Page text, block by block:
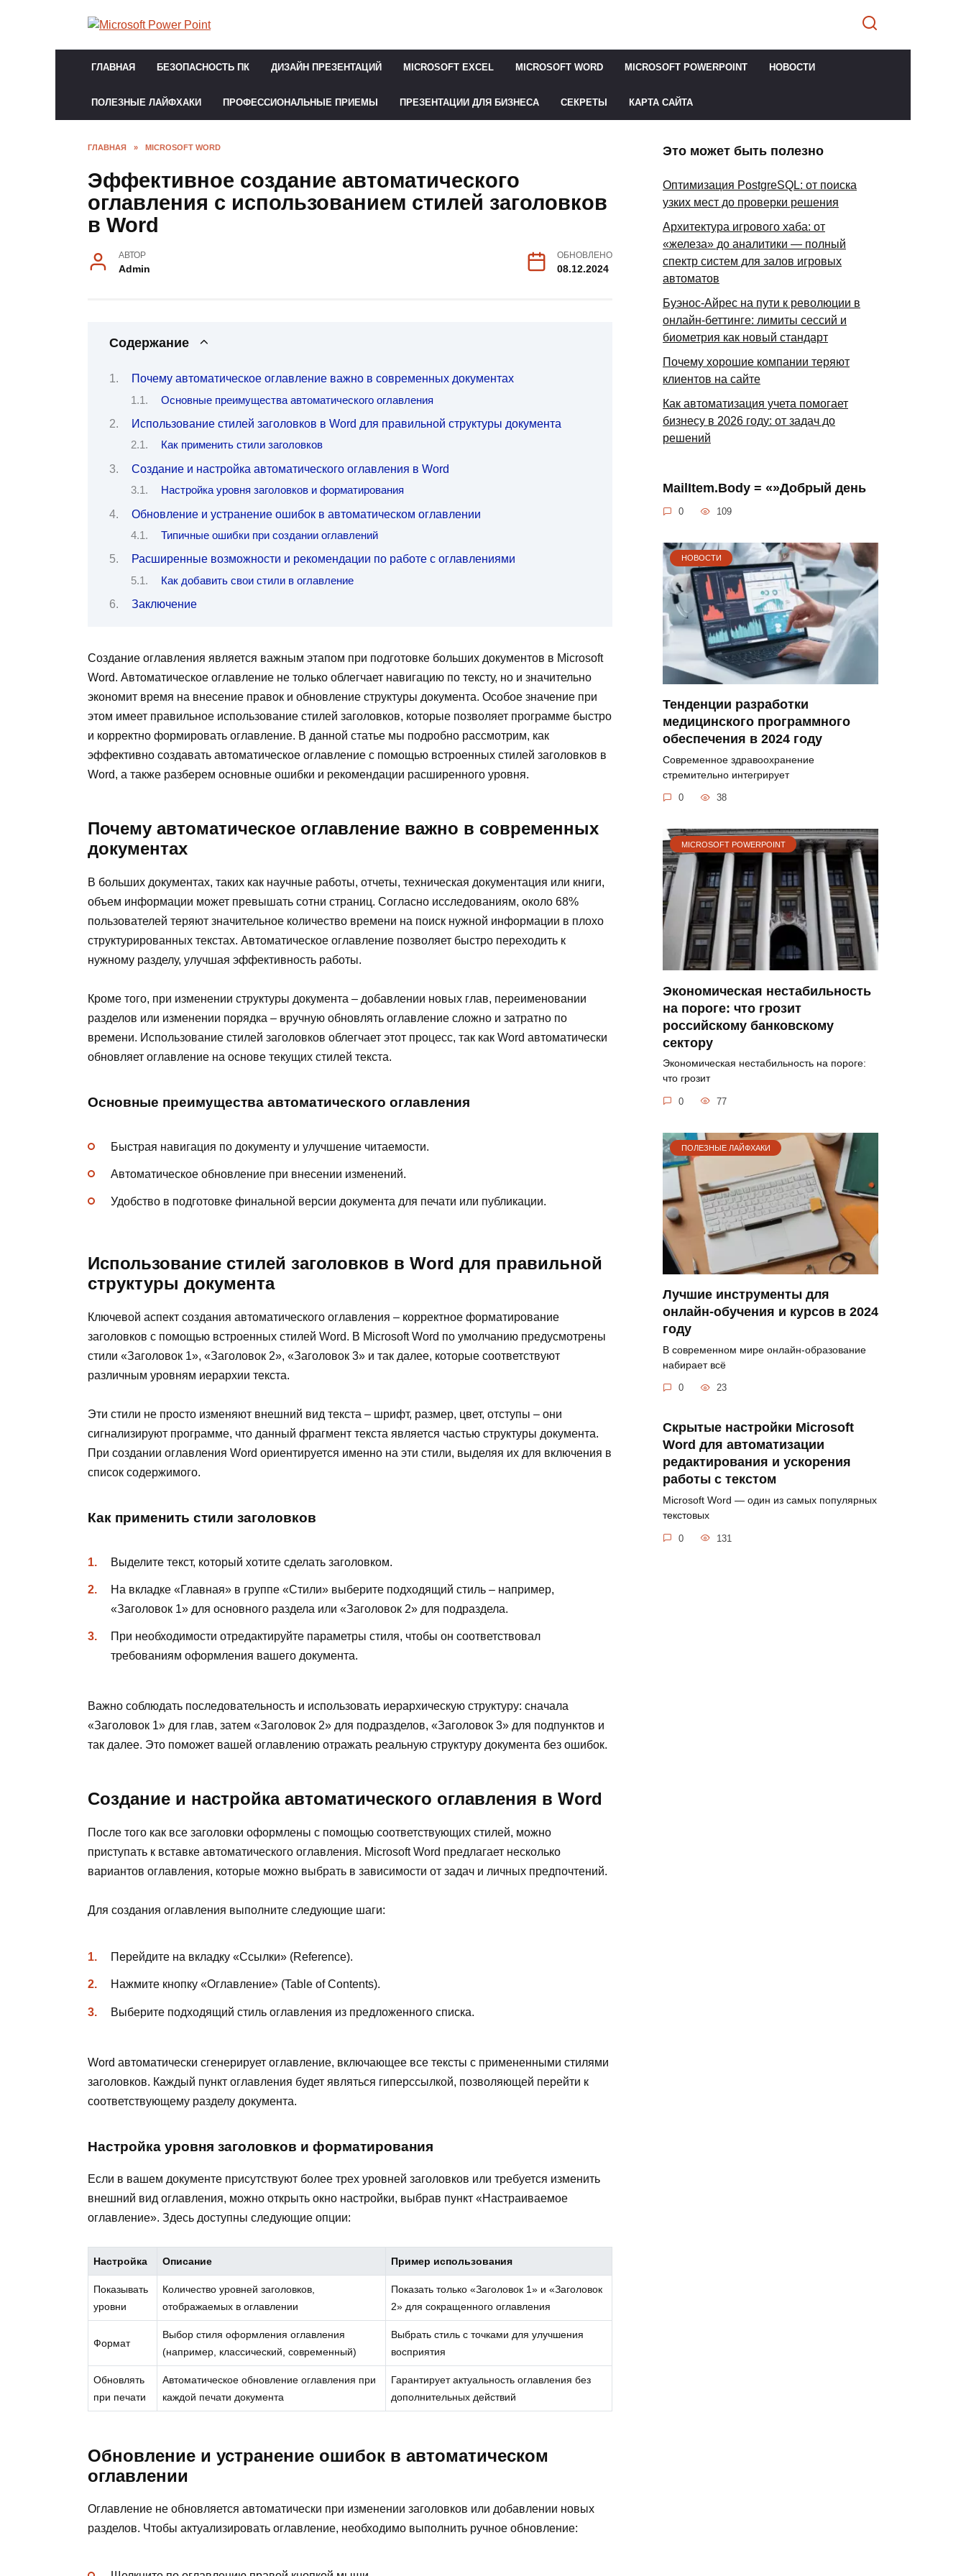
ГЛАВНАЯ БЕЗОПАСНОСТЬ ПК ДИЗАЙН ПРЕЗЕНТАЦИЙ MICROSOFT EXCEL MICROSOFT WORD MICROSOFT POWERPOINT НОВОСТИ
ПОЛЕЗНЫЕ ЛАЙФХАКИ ПРОФЕССИОНАЛЬНЫЕ ПРИЕМЫ ПРЕЗЕНТАЦИИ ДЛЯ БИЗНЕСА СЕКРЕТЫ КАРТА САЙТА
ГЛАВНАЯ » MICROSOFT WORD
Эффективное создание автоматического
оглавления с использованием стилей заголовков
в Word
АВТОР
Admin
ОБНОВЛЕНО
08.12.2024
Содержание
Почему автоматическое оглавление важно в современных документах
Основные преимущества автоматического оглавления
Использование стилей заголовков в Word для правильной структуры документа
Как применить стили заголовков
Создание и настройка автоматического оглавления в Word
Настройка уровня заголовков и форматирования
Обновление и устранение ошибок в автоматическом оглавлении
Типичные ошибки при создании оглавлений
Расширенные возможности и рекомендации по работе с оглавлениями
Как добавить свои стили в оглавление
Заключение
Создание оглавления является важным этапом при подготовке больших документов в Microsoft
Word. Автоматическое оглавление не только облегчает навигацию по тексту, но и значительно
экономит время на внесение правок и обновление структуры документа. Особое значение при
этом имеет правильное использование стилей заголовков, которые позволяет программе быстро
и корректно формировать оглавление. В данной статье мы подробно рассмотрим, как
эффективно создавать автоматическое оглавление с помощью встроенных стилей заголовков в
Word, а также разберем основные ошибки и рекомендации расширенного уровня.
Почему автоматическое оглавление важно в современных
документах
В больших документах, таких как научные работы, отчеты, техническая документация или книги,
объем информации может превышать сотни страниц. Согласно исследованиям, около 68%
пользователей теряют значительное количество времени на поиск нужной информации в плохо
структурированных текстах. Автоматическое оглавление позволяет быстро переходить к
нужному разделу, улучшая эффективность работы.
Кроме того, при изменении структуры документа – добавлении новых глав, переименовании
разделов или изменении порядка – вручную обновлять оглавление сложно и затратно по
времени. Использование стилей заголовков облегчает этот процесс, так как Word автоматически
обновляет оглавление на основе текущих стилей текста.
Основные преимущества автоматического оглавления
Быстрая навигация по документу и улучшение читаемости.
Автоматическое обновление при внесении изменений.
Удобство в подготовке финальной версии документа для печати или публикации.
Использование стилей заголовков в Word для правильной
структуры документа
Ключевой аспект создания автоматического оглавления – корректное форматирование
заголовков с помощью встроенных стилей Word. В Microsoft Word по умолчанию предусмотрены
стили «Заголовок 1», «Заголовок 2», «Заголовок 3» и так далее, которые соответствуют
различным уровням иерархии текста.
Эти стили не просто изменяют внешний вид текста – шрифт, размер, цвет, отступы – они
сигнализируют программе, что данный фрагмент текста является частью структуры документа.
При создании оглавления Word ориентируется именно на эти стили, выделяя их для включения в
список содержимого.
Как применить стили заголовков
Выделите текст, который хотите сделать заголовком.
На вкладке «Главная» в группе «Стили» выберите подходящий стиль – например,
«Заголовок 1» для основного раздела или «Заголовок 2» для подраздела.
При необходимости отредактируйте параметры стиля, чтобы он соответствовал
требованиям оформления вашего документа.
Важно соблюдать последовательность и использовать иерархическую структуру: сначала
«Заголовок 1» для глав, затем «Заголовок 2» для подразделов, «Заголовок 3» для подпунктов и
так далее. Это поможет вашей оглавлению отражать реальную структуру документа без ошибок.
Создание и настройка автоматического оглавления в Word
После того как все заголовки оформлены с помощью соответствующих стилей, можно
приступать к вставке автоматического оглавления. Microsoft Word предлагает несколько
вариантов оглавления, которые можно выбрать в зависимости от задач и личных предпочтений.
Для создания оглавления выполните следующие шаги:
Перейдите на вкладку «Ссылки» (Reference).
Нажмите кнопку «Оглавление» (Table of Contents).
Выберите подходящий стиль оглавления из предложенного списка.
Word автоматически сгенерирует оглавление, включающее все тексты с примененными стилями
заголовков. Каждый пункт оглавления будет являться гиперссылкой, позволяющей перейти к
соответствующему разделу документа.
Настройка уровня заголовков и форматирования
Если в вашем документе присутствуют более трех уровней заголовков или требуется изменить
внешний вид оглавления, можно открыть окно настройки, выбрав пункт «Настраиваемое
оглавление». Здесь доступны следующие опции:
Настройка Описание Пример использования
Показывать
уровни
Количество уровней заголовков,
отображаемых в оглавлении
Показать только «Заголовок 1» и «Заголовок
2» для сокращенного оглавления
Формат
Выбор стиля оформления оглавления
(например, классический, современный)
Выбрать стиль с точками для улучшения
восприятия
Обновлять
при печати
Автоматическое обновление оглавления при
каждой печати документа
Гарантирует актуальность оглавления без
дополнительных действий
Обновление и устранение ошибок в автоматическом
оглавлении
Оглавление не обновляется автоматически при изменении заголовков или добавлении новых
разделов. Чтобы актуализировать оглавление, необходимо выполнить ручное обновление:
Это может быть полезно
Оптимизация PostgreSQL: от поиска
узких мест до проверки решения
Архитектура игрового хаба: от
«железа» до аналитики — полный
спектр систем для залов игровых
автоматов
Буэнос-Айрес на пути к революции в
онлайн-беттинге: лимиты сессий и
биометрия как новый стандарт
Почему хорошие компании теряют
клиентов на сайте
Как автоматизация учета помогает
бизнесу в 2026 году: от задач до
решений
MailItem.Body = «»Добрый день
0 109
НОВОСТИ
Тенденции разработки
медицинского программного
обеспечения в 2024 году
Современное здравоохранение
стремительно интегрирует
0 38
MICROSOFT POWERPOINT
Экономическая нестабильность
на пороге: что грозит
российскому банковскому
сектору
Экономическая нестабильность на пороге:
что грозит
0 77
ПОЛЕЗНЫЕ ЛАЙФХАКИ
Лучшие инструменты для
онлайн-обучения и курсов в 2024
году
В современном мире онлайн-образование
набирает всё
0 23
Скрытые настройки Microsoft
Word для автоматизации
редактирования и ускорения
работы с текстом
Microsoft Word — один из самых популярных
текстовых
0 131